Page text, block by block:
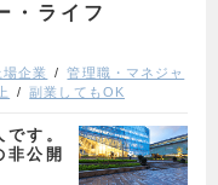
・ライフ
場企業
管理職・マネジャ
副業してもOK
す。
公開